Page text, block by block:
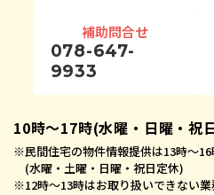
補助問合せ
078-647-
9933
10時〜17時(水曜・日曜・祝
※民間住宅の物件情報提供は13時〜
(水曜・土曜・日曜・祝日定休)
※12時〜13時はお取り扱いできない業